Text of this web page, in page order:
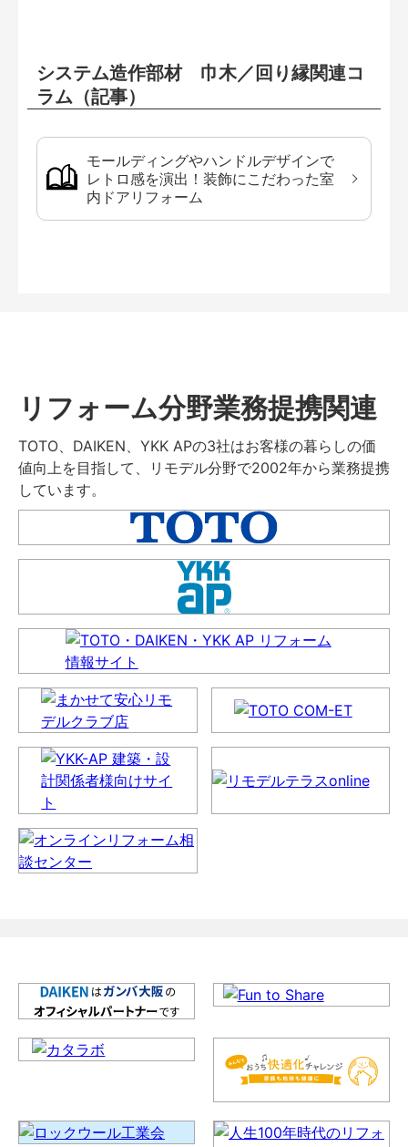
システム造作部材 巾木／回り縁関連コ
ラム（記事）
モールディングやハンドルデザインで
レトロ感を演出！装飾にこだわった室
内ドアリフォーム
リフォーム分野業務提携関連
TOTO、DAIKEN、YKK APの3社はお客様の暮らしの価
値向上を目指して、リモデル分野で2002年から業務提携
しています。